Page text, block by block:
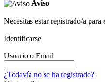
Aviso
Necesitas estar registrado/a
Identificarse
Usuario o Email
¿Todavía no se ha registrado?